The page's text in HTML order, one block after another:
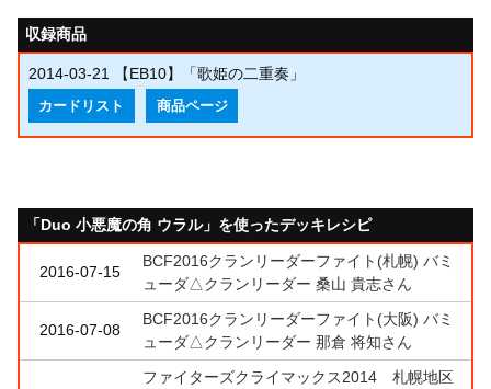
収録商品
2014-03-21 【EB10】「歌姫の二重奏」
カードリスト 商品ページ
「Duo 小悪魔の角 ウラル」を使ったデッキレシピ
2016-07-15
BCF2016クランリーダーファイト(札幌) バミ
ューダ△クランリーダー 桑山 貴志さん
2016-07-08
BCF2016クランリーダーファイト(大阪) バミ
ューダ△クランリーダー 那倉 将知さん
ファイターズクライマックス2014 札幌地区